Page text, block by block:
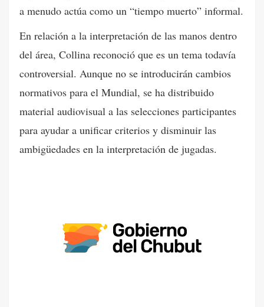
a menudo actúa como un “tiempo muerto” informal.
En relación a la interpretación de las manos dentro
del área, Collina reconoció que es un tema todavía
controversial. Aunque no se introducirán cambios
normativos para el Mundial, se ha distribuido
material audiovisual a las selecciones participantes
para ayudar a unificar criterios y disminuir las
ambigüedades en la interpretación de jugadas.